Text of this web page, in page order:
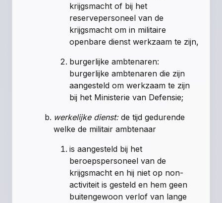
krijgsmacht of bij het
reservepersoneel van de
krijgsmacht om in militaire
openbare dienst werkzaam te zijn,
burgerlijke ambtenaren:
burgerlijke ambtenaren die zijn
aangesteld om werkzaam te zijn
bij het Ministerie van Defensie;
werkelijke dienst:de tijd gedurende
welke de militair ambtenaar
is aangesteld bij het
beroepspersoneel van de
krijgsmacht en hij niet op non-
activiteit is gesteld en hem geen
buitengewoon verlof van lange